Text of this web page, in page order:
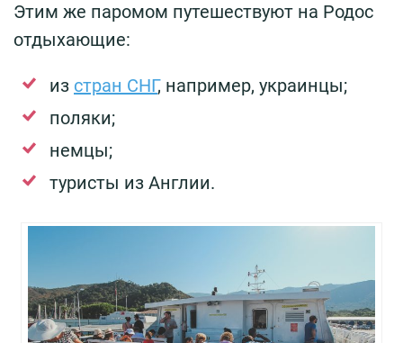
Этим же паромом путешествуют на Родос
отдыхающие:
из стран СНГ, например, украинцы;
поляки;
немцы;
туристы из Англии.